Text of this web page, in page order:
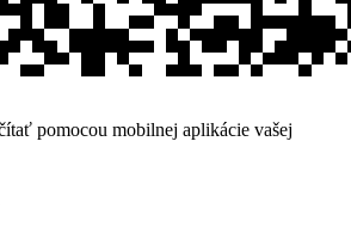
pomocou mobilnej aplikácie vašej